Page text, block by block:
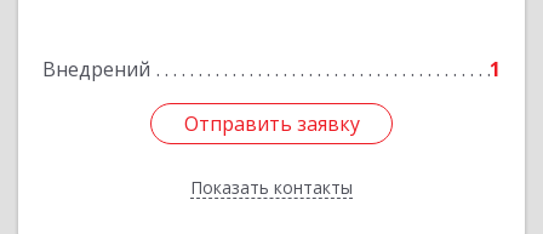
Внедрений 1
Отправить заявку
Показать контакты
Отправить заявку
Назад